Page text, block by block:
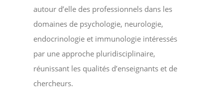
autour d’elle des professionnels dans les
domaines de psychologie, neurologie,
endocrinologie et immunologie intéressés
par une approche pluridisciplinaire,
réunissant les qualités d’enseignants et de
chercheurs.